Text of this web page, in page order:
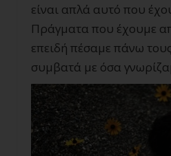
είναι απλά αυτό που
Πράγματα που έχουμε
επειδή πέσαμε πάνω
συμβατά με όσα